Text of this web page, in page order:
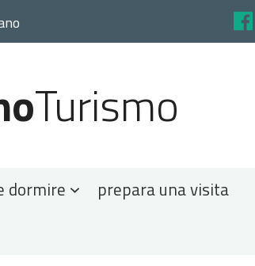
Turismo
dormire prepara una visita